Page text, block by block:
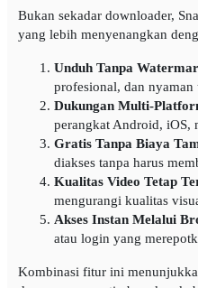
Bukan sekadar downloader,
yang lebih menyenangkan
Unduh Tanpa
profesional, dan
Dukungan Multi-
perangkat Android, iOS,
Gratis Tanpa Biaya
diakses tanpa harus
Kualitas Video Tetap
mengurangi kualitas
Akses Instan Melalui
atau login yang
Kombinasi fitur ini